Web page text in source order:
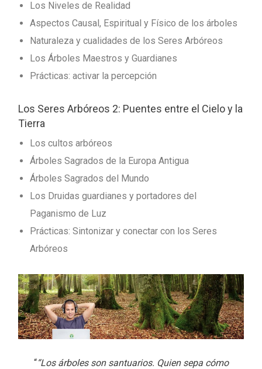
Los Niveles de Realidad
Aspectos Causal, Espiritual y Físico de los árboles
Naturaleza y cualidades de los Seres Arbóreos
Los Árboles Maestros y Guardianes
Prácticas: activar la percepción
Los Seres Arbóreos 2: Puentes entre el Cielo y la
Tierra
Los cultos arbóreos
Árboles Sagrados de la Europa Antigua
Árboles Sagrados del Mundo
Los Druidas guardianes y portadores del
Paganismo de Luz
Prácticas: Sintonizar y conectar con los Seres
Arbóreos
““Los árboles son santuarios. Quien sepa cómo